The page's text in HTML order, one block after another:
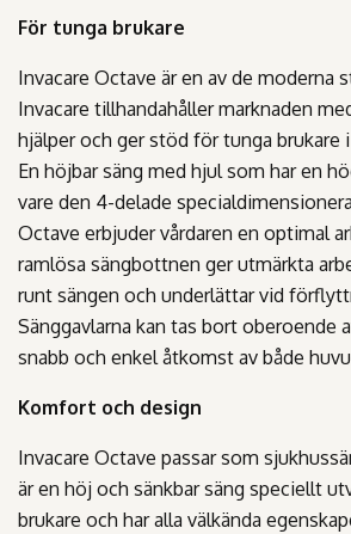
För tunga brukare
Invacare Octave är en av de moderna
Invacare tillhandahåller marknaden
hjälper och ger stöd för tunga brukare
En höjbar säng med hjul som har en
vare den 4-delade
Octave erbjuder vårdaren en optimal
ramlösa sängbottnen ger utmärkta
runt sängen och underlättar vid
Sänggavlarna kan tas bort oberoende
snabb och enkel åtkomst av både
Komfort och design
Invacare Octave passar som
är en höj och sänkbar säng speciellt
brukare och har alla välkända